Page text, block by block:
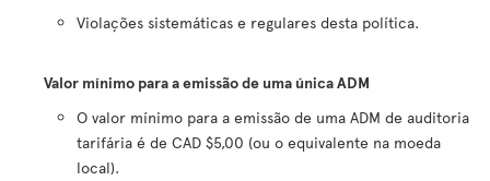
Violações sistemáticas e regulares desta política.
Valor mínimo para a emissão de uma única ADM
O valor mínimo para a emissão de uma ADM de auditoria
tarifária é de CAD $5,00 (ou o equivalente na moeda
local).